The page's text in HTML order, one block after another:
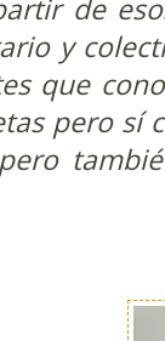
de
y
que
pero sí